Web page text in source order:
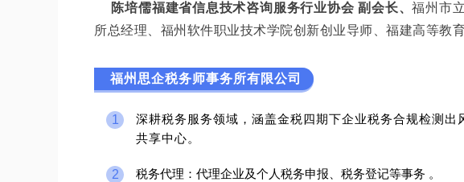
陈培儒福建省信息技术咨询服务行业协会 副会长、福州市
所总经理、福州软件职业技术学院创新创业导师、福建高等教
福州思企税务师事务所有限公司
1
深耕税务服务领域，涵盖金税四期下企业税务合规检测
共享中心。
2
税务代理：代理企业及个人税务申报、税务登记等事务 。